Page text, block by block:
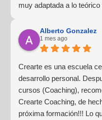
muy adaptada a lo
¡Para mí fue una
Alberto Gonzalez
1 mes ago
Crearte es una escuela
desarrollo personal.
cursos (Coaching),
Crearte Coaching, de
próxima formación!!! Lo